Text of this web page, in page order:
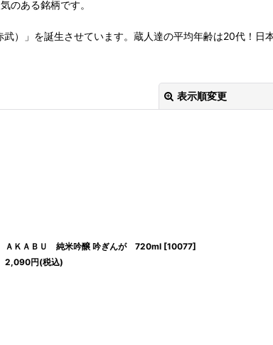
のある銘柄です。
）」を誕生させています。蔵人達の平均年齢は20代！
表示順変更
ＡＫＡＢＵ 純米吟醸 吟ぎんが 720ml [10077]
2,090円(税込)